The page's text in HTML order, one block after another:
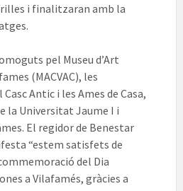
i finalitzaran amb la
pel Museu d’Art
(MACVAC), les
Antic i les Ames de Casa,
la Universitat Jaume I i
El regidor de Benestar
“estem satisfets de
del Dia
a Vilafamés, gràcies a